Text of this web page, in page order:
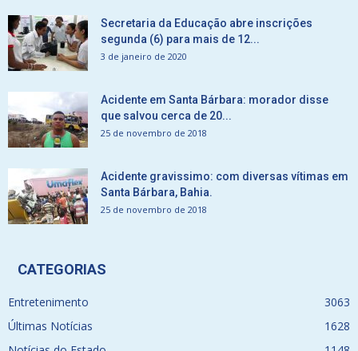
Secretaria da Educação abre inscrições
segunda (6) para mais de 12...
3 de janeiro de 2020
Acidente em Santa Bárbara: morador disse
que salvou cerca de 20...
25 de novembro de 2018
Acidente gravissimo: com diversas vítimas em
Santa Bárbara, Bahia.
25 de novembro de 2018
CATEGORIAS
Entretenimento
3063
Últimas Notícias
1628